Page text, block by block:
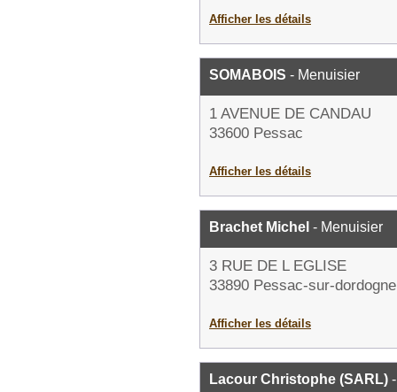
Afficher les détails
SOMABOIS - Menuisier
1 AVENUE DE CANDAU
33600 Pessac
Afficher les détails
Brachet Michel - Menuisier
3 RUE DE L EGLISE
33890 Pessac-sur-dordogne
Afficher les détails
Lacour Christophe (SARL)